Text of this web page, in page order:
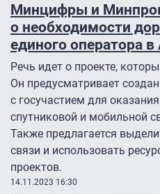
Минцифры и
о необходимости
единого оператора
Речь идет о проекте,
Он предусматривает
с госучастием для
спутниковой и мобильной
Также предлагается
связи и использовать
проектов.
14.11.2023 16:30